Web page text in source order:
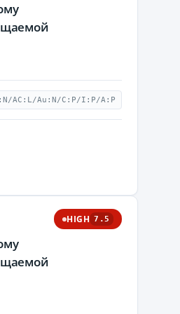
AC:L/Au:N/C:P/I:P/A:P
HIGH 7.5